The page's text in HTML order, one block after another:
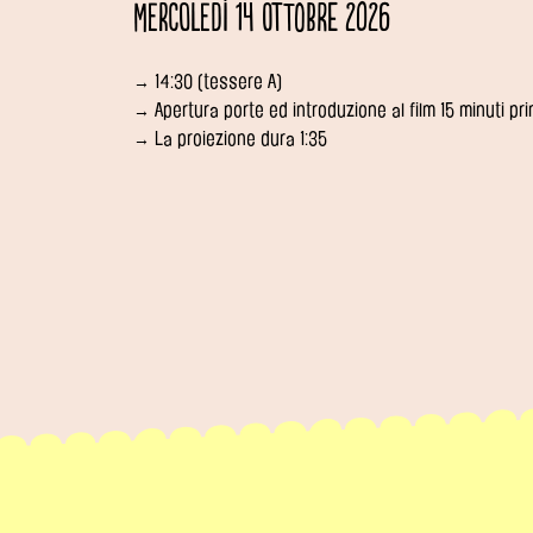
Mercoledì 14 ottobre 2026
→ 14:30 (tessere A)
→ Apertura porte ed introduzione al film 15 minuti
→ La proiezione dura 1:35